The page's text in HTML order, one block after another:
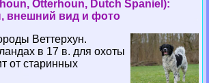
Otterhoun, Dutch Spaniel):
внешний вид и фото
Веттерхун.
в 17 в. для охоты
от старинных